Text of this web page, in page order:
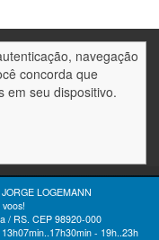
navegação
concorda que
em seu dispositivo.
LOGEMANN
/ RS. CEP 98920-000
- 19h..23h